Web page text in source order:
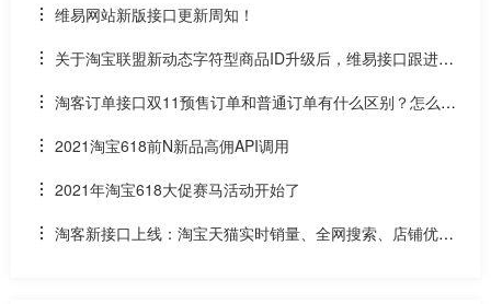
U找同款
维易网站新版接口更新周知！
关于淘宝联盟新动态字符型商品ID升级后，维易接口跟进情
况和API调用说明
淘客订单接口双11预售订单和普通订单有什么区别？怎么区
分是淘客双11预售订单是否已付尾款？预售中支付了定金的宝
贝该如何计算佣金
2021淘宝618前N新品高佣API调用
2021年淘宝618大促赛马活动开始了
淘客新接口上线：淘宝天猫实时销量、全网搜索、店铺优惠